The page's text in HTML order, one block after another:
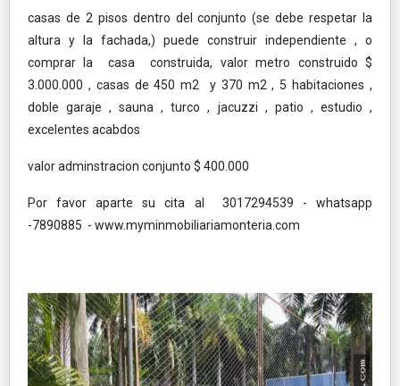
casas de 2 pisos dentro del conjunto (se debe respetar la
altura y la fachada,) puede construir independiente , o
comprar la casa construida, valor metro construido $
3.000.000 , casas de 450 m2 y 370 m2 , 5 habitaciones ,
doble garaje , sauna , turco , jacuzzi , patio , estudio ,
excelentes acabdos
valor adminstracion conjunto $ 400.000
Por favor aparte su cita al 3017294539 - whatsapp
-7890885 - www.myminmobiliariamonteria.com